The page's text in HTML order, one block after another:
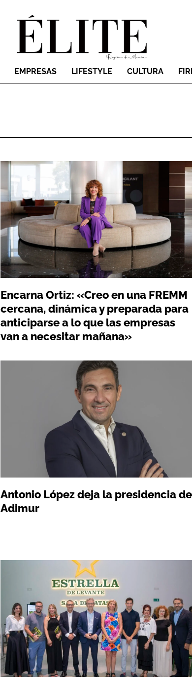
EMPRESAS LIFESTYLE CULTURA
Encarna Ortiz: «Creo en una FREMM
cercana, dinámica y preparada para
anticiparse a lo que las empresas
van a necesitar mañana»
Antonio López deja la presidencia de
Adimur